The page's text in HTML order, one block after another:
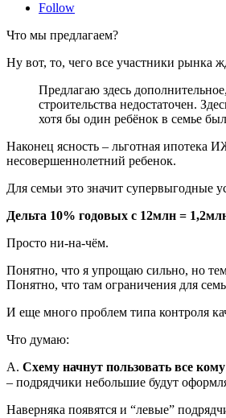
Follow
Что мы предлагаем?
Ну вот, то, чего все участники рынка
Предлагаю здесь
строительства недостаточен.
хотя бы один ребёнок в семье
Наконец ясность – льготная ипотека
несовершеннолетний ребенок.
Для семьи это значит супервыгодные
Дельта 10% годовых с 12млн =
Просто ни-на-чём.
Понятно, что я упрощаю сильно, но
Понятно, что там ограничения для
И еще много проблем типа контроля
Что думаю:
А. Схему начнут пользовать все
– подрядчики небольшие будут
Наверняка появятся и “левые”